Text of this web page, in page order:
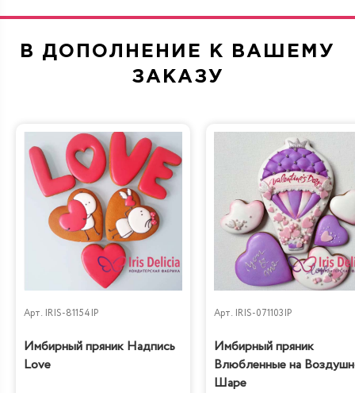
В ДОПОЛНЕНИЕ К ВАШЕМУ
ЗАКАЗУ
Арт. IRIS-81154IP
Имбирный пряник Надпись
Love
Арт. IRIS-071103IP
Имбирный пряник
Влюбленные на
Шаре